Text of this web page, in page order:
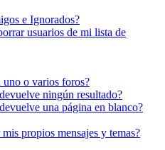
e Ignorados?
usuarios de mi lista de
uno o varios foros?
ningún resultado?
una página en blanco?
propios mensajes y temas?